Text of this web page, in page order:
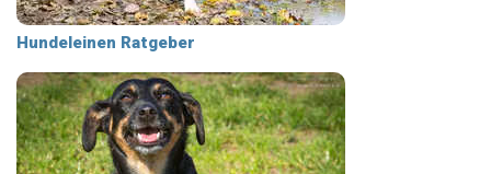
Hundeleinen Ratgeber